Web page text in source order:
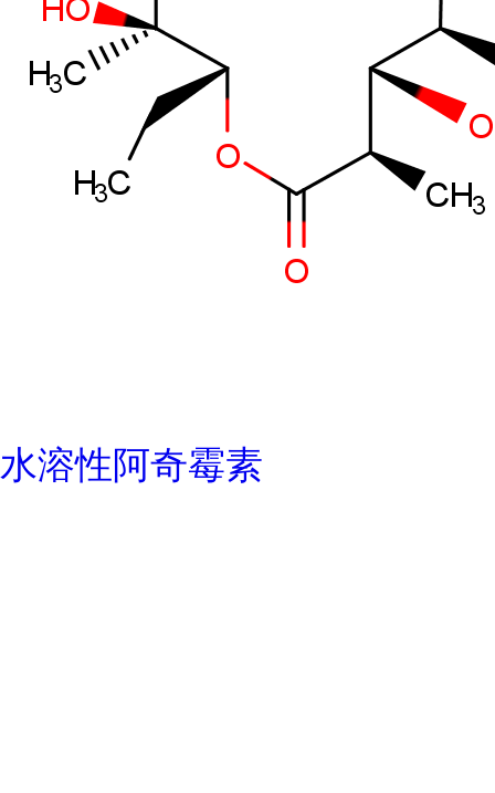
水溶性阿奇霉素